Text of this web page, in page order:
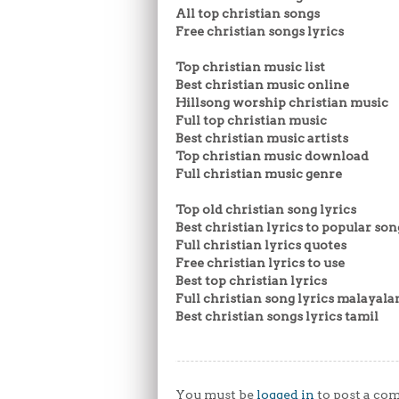
All top christian songs
Free christian songs lyrics
Top christian music list
Best christian music online
Hillsong worship christian music
Full top christian music
Best christian music artists
Top christian music download
Full christian music genre
Top old christian song lyrics
Best christian lyrics to popular
Full christian lyrics quotes
Free christian lyrics to use
Best top christian lyrics
Full christian song lyrics
Best christian songs lyrics tamil
You must be logged in to post a